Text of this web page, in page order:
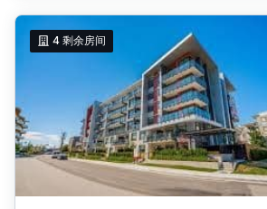
4 剩余房间